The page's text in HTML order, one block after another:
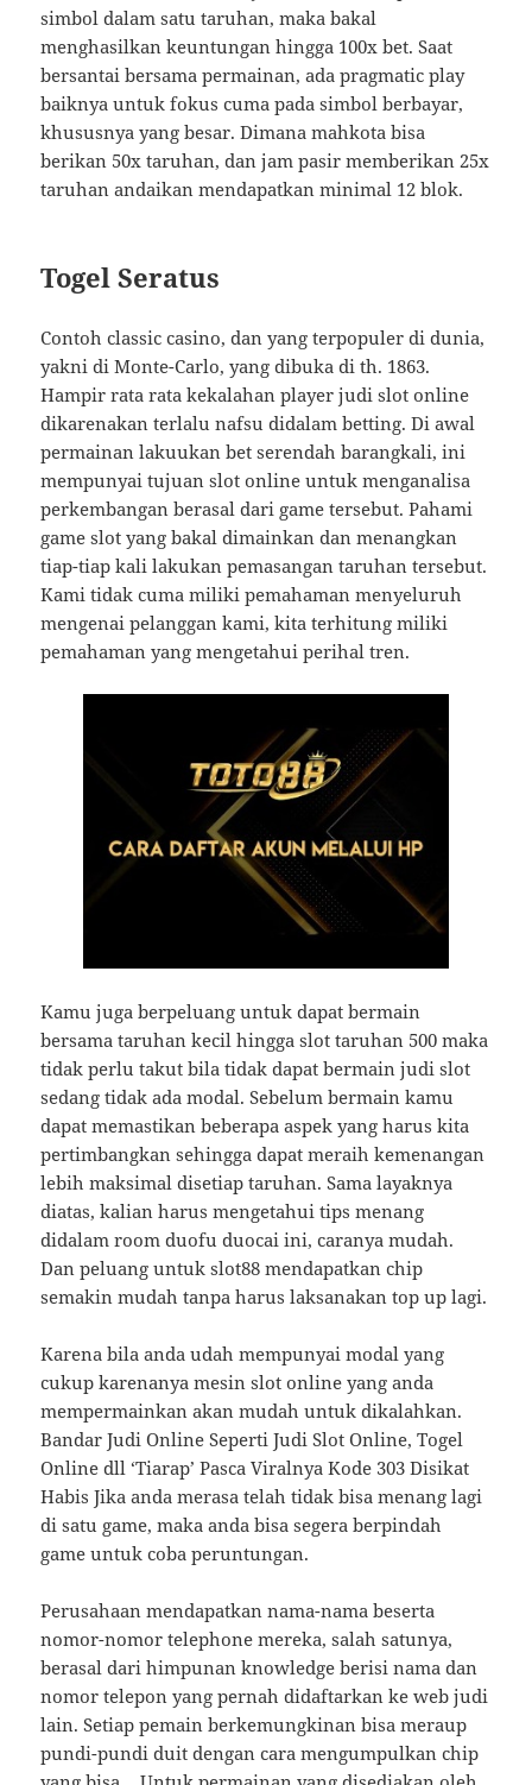
simbol dalam satu taruhan, maka bakal
menghasilkan keuntungan hingga 100x bet. Saat
bersantai bersama permainan, ada pragmatic play
baiknya untuk fokus cuma pada simbol berbayar,
khususnya yang besar. Dimana mahkota bisa
berikan 50x taruhan, dan jam pasir memberikan 25x
taruhan andaikan mendapatkan minimal 12 blok.
Togel Seratus
Contoh classic casino, dan yang terpopuler di dunia,
yakni di Monte-Carlo, yang dibuka di th. 1863.
Hampir rata rata kekalahan player judi slot online
dikarenakan terlalu nafsu didalam betting. Di awal
permainan lakuukan bet serendah barangkali, ini
mempunyai tujuan slot online untuk menganalisa
perkembangan berasal dari game tersebut. Pahami
game slot yang bakal dimainkan dan menangkan
tiap-tiap kali lakukan pemasangan taruhan tersebut.
Kami tidak cuma miliki pemahaman menyeluruh
mengenai pelanggan kami, kita terhitung miliki
pemahaman yang mengetahui perihal tren.
Kamu juga berpeluang untuk dapat bermain
bersama taruhan kecil hingga slot taruhan 500 maka
tidak perlu takut bila tidak dapat bermain judi slot
sedang tidak ada modal. Sebelum bermain kamu
dapat memastikan beberapa aspek yang harus kita
pertimbangkan sehingga dapat meraih kemenangan
lebih maksimal disetiap taruhan. Sama layaknya
diatas, kalian harus mengetahui tips menang
didalam room duofu duocai ini, caranya mudah.
Dan peluang untuk slot88 mendapatkan chip
semakin mudah tanpa harus laksanakan top up lagi.
Karena bila anda udah mempunyai modal yang
cukup karenanya mesin slot online yang anda
mempermainkan akan mudah untuk dikalahkan.
Bandar Judi Online Seperti Judi Slot Online, Togel
Online dll ‘Tiarap’ Pasca Viralnya Kode 303 Disikat
Habis Jika anda merasa telah tidak bisa menang lagi
di satu game, maka anda bisa segera berpindah
game untuk coba peruntungan.
Perusahaan mendapatkan nama-nama beserta
nomor-nomor telephone mereka, salah satunya,
berasal dari himpunan knowledge berisi nama dan
nomor telepon yang pernah didaftarkan ke web judi
lain. Setiap pemain berkemungkinan bisa meraup
pundi-pundi duit dengan cara mengumpulkan chip